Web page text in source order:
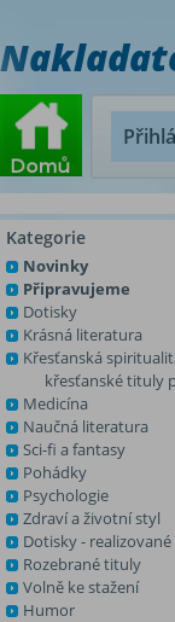
Kategorie
Novinky
Připravujeme
Dotisky
Krásná literatura
Křesťanská
křesťanské tituly
Medicína
Naučná literatura
Sci-fi a fantasy
Pohádky
Psychologie
Zdraví a životní styl
Dotisky - realizované
Rozebrané tituly
Volně ke stažení
Humor